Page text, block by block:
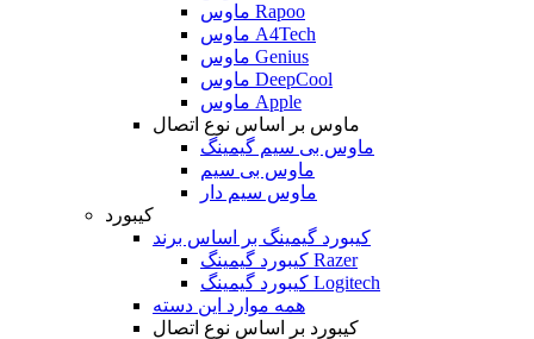
ماوس Rapoo
ماوس A4Tech
ماوس Genius
ماوس DeepCool
ماوس Apple
ماوس بر اساس نوع اتصال
ماوس بی سیم گیمینگ
ماوس بی سیم
ماوس سیم دار
کیبورد
کیبورد گیمینگ بر اساس برند
کیبورد گیمینگ Razer
کیبورد گیمینگ Logitech
همه موارد این دسته
کیبورد بر اساس نوع اتصال